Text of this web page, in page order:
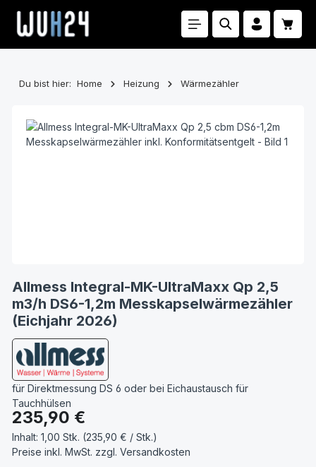
Zum Hauptinhalt springen
Du bist hier: Home Heizung Wärmezähler
Allmess Integral-MK-UltraMaxx Qp 2,5
m3/h DS6-1,2m Messkapselwärmezähler
(Eichjahr 2026)
für Direktmessung DS 6 oder bei Eichaustausch für
Tauchhülsen
Regulärer Preis:
235,90 €
Inhalt: 1,00 Stk. (235,90 € / Stk.)
Preise inkl. MwSt. zzgl. Versandkosten